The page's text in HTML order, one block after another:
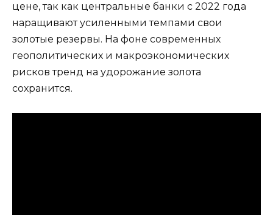
цене, так как центральные банки с 2022 года
наращивают усиленными темпами свои
золотые резервы. На фоне современных
геополитических и макроэкономических
рисков тренд на удорожание золота
сохранится.